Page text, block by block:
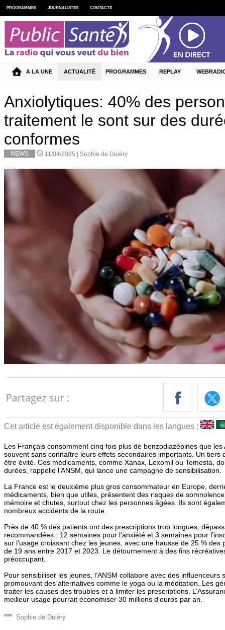
Anxiolytiques: 40% des
traitement le sont sur des
conformes
NEWS 11/04/2025 | Sophie de Duiéry
Cet article est également disponible dans les langues :
Les Français consomment cinq fois plus de benzodiazépines que les
souvent sans connaître leurs effets secondaires importants. Un tiers
être évité. Ces médicaments, comme Xanax, Lexomil ou Temesta,
durées, rappelle l’ANSM, qui lance une campagne de sensibilisation.
La France est le deuxième plus gros consommateur en Europe,
médicaments, bien que utiles, présentent des risques de
mémoire et chutes, surtout chez les personnes âgées. Ils sont
nombreux accidents de la route.
Près de 40 % des patients ont des prescriptions trop longues,
recommandées : 12 semaines pour l’anxiété et 3 semaines pour
sur l’usage croissant chez les jeunes, avec une hausse de 25 % des
de 19 ans entre 2017 et 2023. Le détournement à des fins
préoccupant.
Pour sensibiliser les jeunes, l’ANSM collabore avec des influenceurs
promouvant des alternatives comme le yoga ou la méditation. Les
traiter les causes des troubles et à limiter les prescriptions.
meilleur usage pourrait économiser 30 millions d’euros par an.
Sophie de Duiéry
PROGRAMMES JOURNALISTES CONTACTS
A LA UNE ACTUALITÉ PROGRAMMES REPLAY